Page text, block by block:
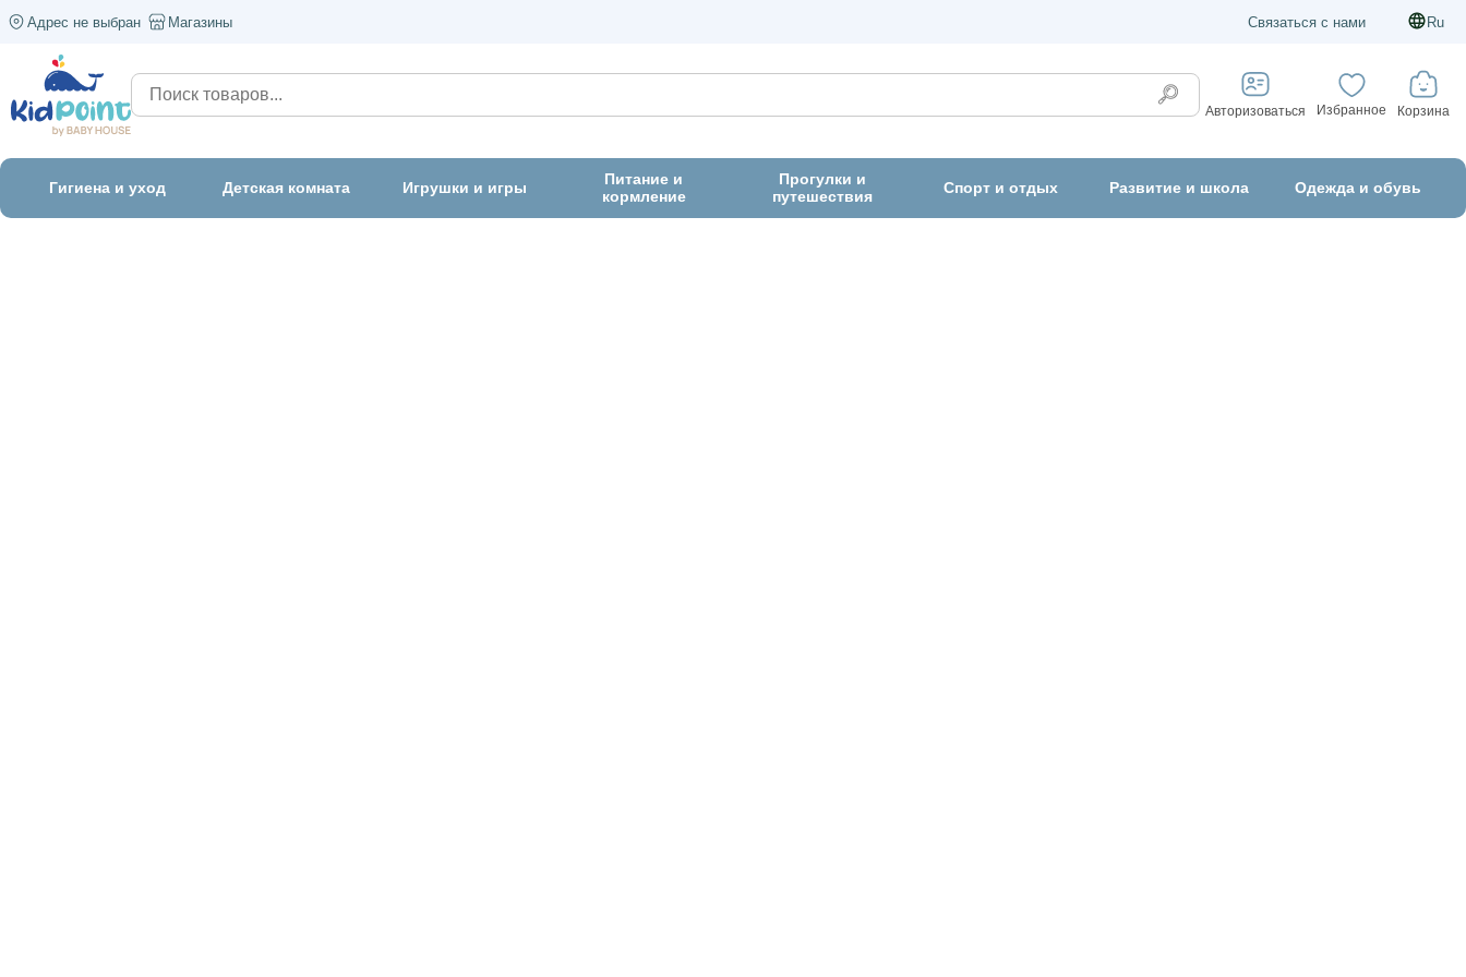
Адрес не выбран Магазины Связаться с нами Ru
Авторизоваться Избранное Корзина
Гигиена и уход Детская комната Игрушки и игры
Питание и
кормление
Прогулки и
путешествия
Спорт и отдых Развитие и школа Одежда и обувь